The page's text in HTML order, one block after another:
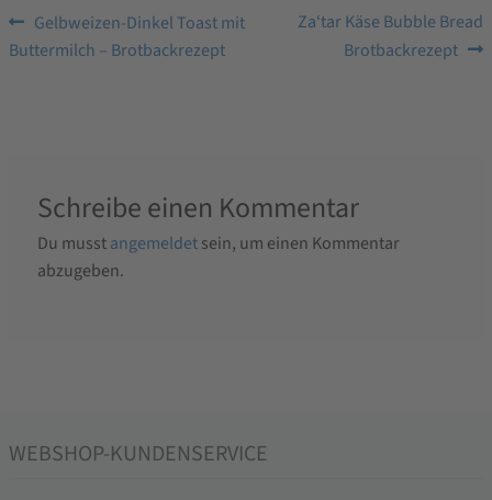
Beitragsnavigation
Vorheriger
Beitrag:
Gelbweizen-Dinkel Toast mit
Buttermilch – Brotbackrezept
Nächster
Beitrag:
Za‘tar Käse Bubble Bread
Brotbackrezept
Schreibe einen Kommentar
Du musstangemeldetsein, um einen Kommentar
abzugeben.
WEBSHOP-KUNDENSERVICE